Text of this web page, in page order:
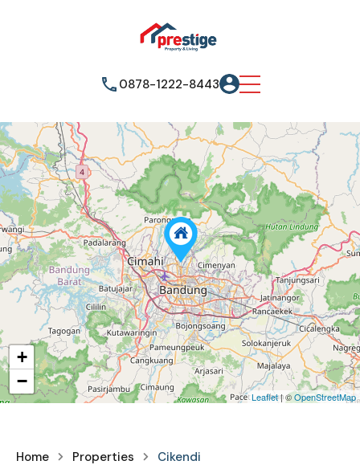
0878-1222-8443
+
−
Leaflet| ©OpenStreetMap
Home Properties Cikendi